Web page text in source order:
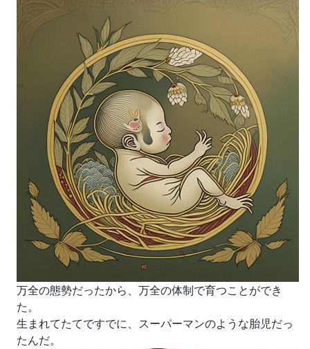
万全の態勢だったから、万全の体制で育つことができ
た。
生まれてたてですでに、スーパーマンのような胎児だっ
たんだ。